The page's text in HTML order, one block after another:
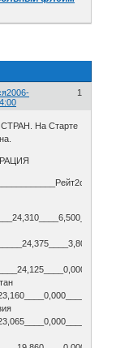
1
2006-
На Старте